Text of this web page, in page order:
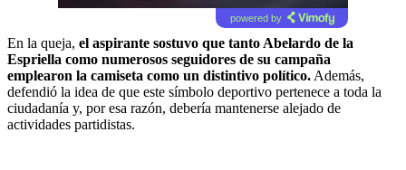
powered by
En la queja, el aspirante sostuvo que tanto Abelardo de la
Espriella como numerosos seguidores de su campaña
emplearon la camiseta como un distintivo político.Además,
defendió la idea de que este símbolo deportivo pertenece a toda la
ciudadanía y, por esa razón, debería mantenerse alejado de
actividades partidistas.